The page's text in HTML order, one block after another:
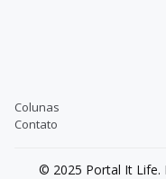
Colunas
Contato
© 2025 Portal It Life.